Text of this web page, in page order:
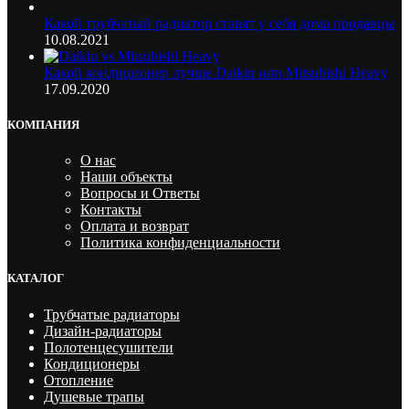
Какой трубчатый радиатор ставят у себя дома продавцы
10.08.2021
Какой кондиционер лучше Daikin или Mitsubishi Heavy
17.09.2020
КОМПАНИЯ
О нас
Наши объекты
Вопросы и Ответы
Контакты
Оплата и возврат
Политика конфиденциальности
КАТАЛОГ
Трубчатые радиаторы
Дизайн-радиаторы
Полотенцесушители
Кондиционеры
Отопление
Душевые трапы